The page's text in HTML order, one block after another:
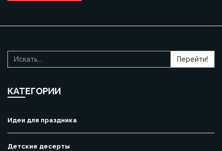
Перейти!
КАТЕГОРИИ
Идеи для праздника
Детские десерты